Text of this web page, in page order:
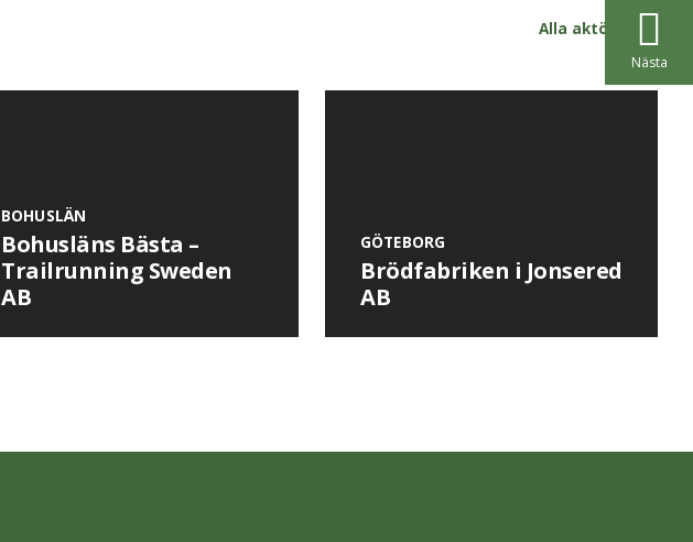
Nästa
Alla aktörer
BOHUSLÄN
Bohusläns Bästa –
Trailrunning Sweden
AB
GÖTEBORG
Brödfabriken i Jonsered
AB